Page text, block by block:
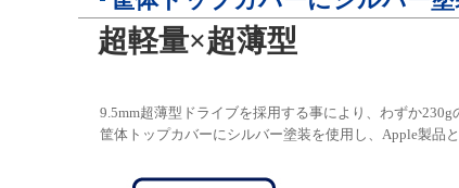
超軽量×超薄型
9.5mm超薄型ドライブを採用する事により、わずか
筐体トップカバーにシルバー塗装を使用し、Apple製品